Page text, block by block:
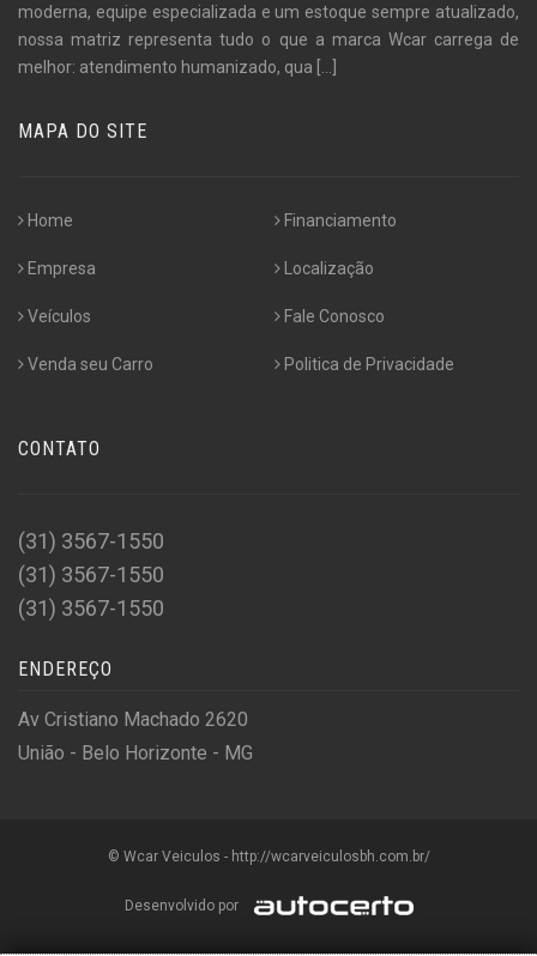
moderna, equipe especializada e um estoque sempre atualizado,
nossa matriz representa tudo o que a marca Wcar carrega de
melhor: atendimento humanizado, qua [...]
MAPA DO SITE
Home
Empresa
Veículos
Venda seu Carro
Financiamento
Localização
Fale Conosco
Politica de Privacidade
CONTATO
(31) 3567-1550
(31) 3567-1550
(31) 3567-1550
ENDEREÇO
Av Cristiano Machado 2620
União - Belo Horizonte - MG
© Wcar Veiculos - http://wcarveiculosbh.com.br/
Desenvolvido por